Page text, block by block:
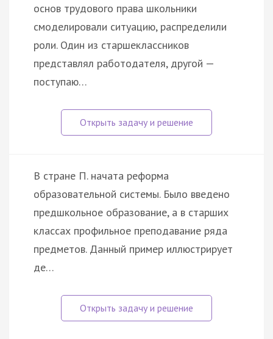
основ трудового права школьники
смоделировали ситуацию, распределили
роли. Один из старшеклассников
представлял работодателя, другой —
поступаю…
В стране П. начата реформа
образовательной системы. Было введено
предшкольное образование, а в старших
классах профильное преподавание ряда
предметов. Данный пример иллюстрирует
де…